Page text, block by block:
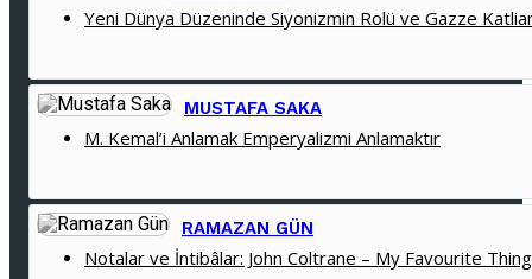
Yeni Dünya Düzeninde Siyonizmin Rolü ve Gazze
MUSTAFA SAKA
M. Kemal’i Anlamak Emperyalizmi Anlamaktır
RAMAZAN GÜN
Notalar ve İntibâlar: John Coltrane – My Favourite